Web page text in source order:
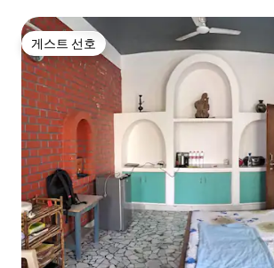
게스트 선호
게스트 선호